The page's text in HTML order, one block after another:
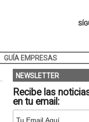
GUÍA EMPRESAS
NEWSLETTER
Recibe las
en tu email: